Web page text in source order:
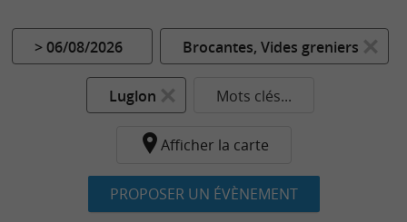
> 06/08/2026 Brocantes, Vides greniers
Luglon Mots clés...
Afficher la carte
PROPOSER UN ÉVÈNEMENT